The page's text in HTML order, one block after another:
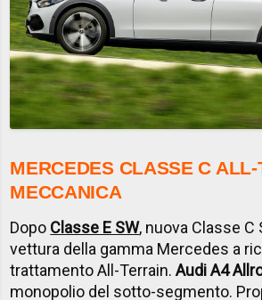
MERCEDES CLASSE C
MECCANICA
Dopo Classe E SW, nuova Classe C
vettura della gamma Mercedes a
trattamento All-Terrain.Audi A4
monopolio del sotto-segmento.